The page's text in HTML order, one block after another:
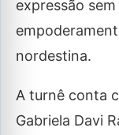
expressão
nordestina.
A turnê conta
Gabriela Davi